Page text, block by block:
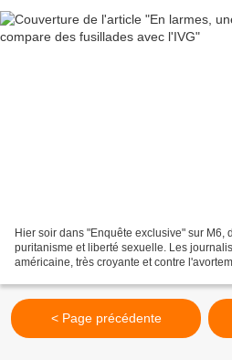
Hier soir dans "Enquête exclusive" sur M6,
puritanisme et liberté sexuelle. Les
américaine, très croyante et contre
< Page précédente